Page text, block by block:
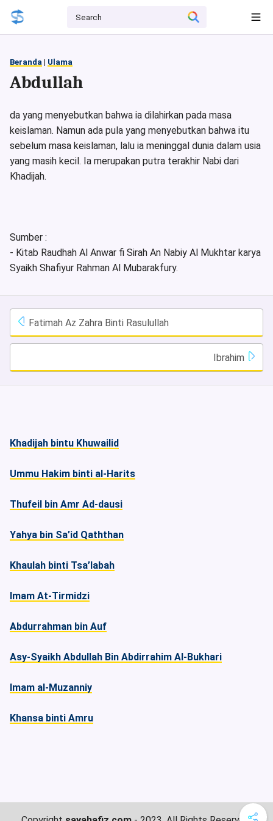
Beranda | Ulama
Abdullah
da yang menyebutkan bahwa ia dilahirkan pada masa
keislaman. Namun ada pula yang menyebutkan bahwa itu
sebelum masa keislaman, lalu ia meninggal dunia dalam usia
yang masih kecil. Ia merupakan putra terakhir Nabi dari
Khadijah.
Sumber :
- Kitab Raudhah Al Anwar fi Sirah An Nabiy Al Mukhtar karya
Syaikh Shafiyur Rahman Al Mubarakfury.
Fatimah Az Zahra Binti Rasulullah
Ibrahim
Khadijah bintu Khuwailid
Ummu Hakim binti al-Harits
Thufeil bin Amr Ad-dausi
Yahya bin Sa’id Qaththan
Khaulah binti Tsa’labah
Imam At-Tirmidzi
Abdurrahman bin Auf
Asy-Syaikh Abdullah Bin Abdirrahim Al-Bukhari
Imam al-Muzanniy
Khansa binti Amru